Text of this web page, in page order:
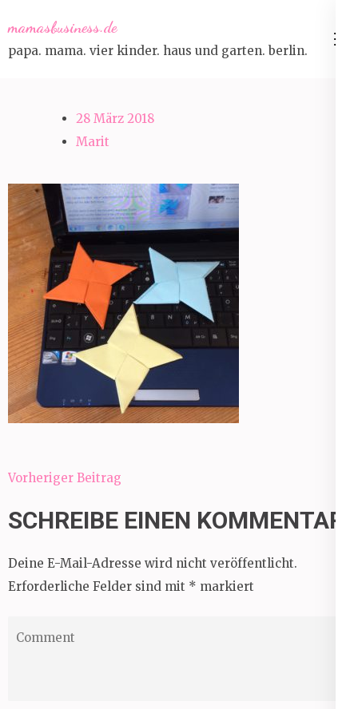
to
content
mamasbusiness.de
papa. mama. vier kinder. haus und garten. berlin.
28 März 2018
Marit
Beitragsnavigation
Vorheriger Beitrag
SCHREIBE EINEN KOMMENTAR
Deine E-Mail-Adresse wird nicht veröffentlicht.
Erforderliche Felder sind mit * markiert